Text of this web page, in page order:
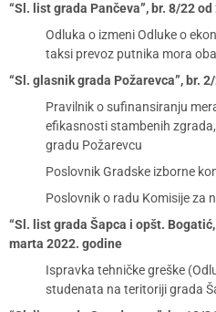
“Sl. list grada Pančeva”, br. 8/22
Odluka o izmeni Odluke o
taksi prevoz putnika mora
“Sl. glasnik grada Požarevca”, br.
Pravilnik o sufinansiranju
efikasnosti stambenih
gradu Požarevcu
Poslovnik Gradske izborne
Poslovnik o radu Komisije za
“Sl. list grada Šapca i opšt.
marta 2022. godine
Ispravka tehničke greške
studenata na teritoriji grada